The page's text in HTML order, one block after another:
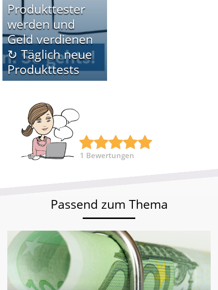
Produkttester
werden und
Geld verdienen
↻ Täglich neue
Produkttests
1 Bewertungen
Passend zum Thema